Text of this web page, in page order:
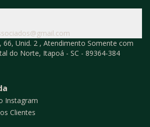
66, Unid. 2 , Atendimento Somente com
do Norte, Itapoá - SC - 89364-384
Instagram
Clientes